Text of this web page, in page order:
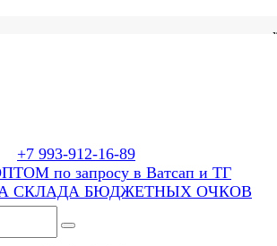
+7 993-912-16-89
по запросу в Ватсап и ТГ
СКЛАДА БЮДЖЕТНЫХ ОЧКОВ